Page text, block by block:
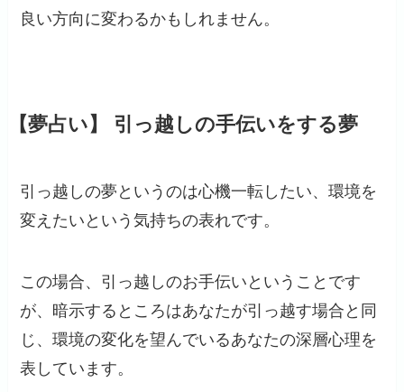
良い方向に変わるかもしれません。
【夢占い】 引っ越しの手伝いをする夢
引っ越しの夢というのは心機一転したい、環境を
変えたいという気持ちの表れです。
この場合、引っ越しのお手伝いということです
が、暗示するところはあなたが引っ越す場合と同
じ、環境の変化を望んでいるあなたの深層心理を
表しています。